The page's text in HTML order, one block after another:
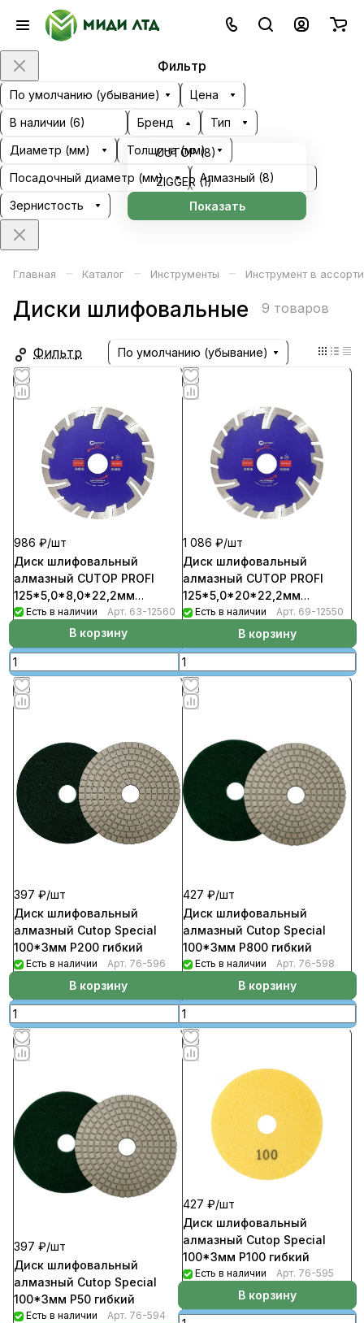
Фильтр
По умолчанию (убывание)
Цена
В наличии (6) Бренд
CUTOP (8)
ZIGGER (1)
Показать
Тип
Диаметр (мм)
Толщина (мм)
Посадочный диаметр (мм)
Алмазный (8)
Зернистость
Главная – Каталог – Инструменты – Инструмент в
Диски шлифовальные 9 товаров
Фильтр По умолчанию (убывание)
986 ₽/шт
Диск шлифовальный
алмазный CUTOP PROFI
125*5,0*8,0*22,2мм
сегментный
Есть в наличии Арт. 63-12560
В корзину
1 086 ₽/шт
Диск шлифовальный
алмазный CUTOP PROFI
125*5,0*20*22,2мм
сегментный
Есть в наличии Арт. 69-12550
В корзину
397 ₽/шт
Диск шлифовальный
алмазный Cutop Special
100*3мм Р200 гибкий
Есть в наличии Арт. 76-596
В корзину
427 ₽/шт
Диск шлифовальный
алмазный Cutop Special
100*3мм Р800 гибкий
Есть в наличии Арт. 76-598
В корзину
397 ₽/шт
Диск шлифовальный
алмазный Cutop Special
100*3мм Р50 гибкий
Есть в наличии Арт. 76-594
427 ₽/шт
Диск шлифовальный
алмазный Cutop Special
100*3мм Р100 гибкий
Есть в наличии Арт. 76-595
В корзину